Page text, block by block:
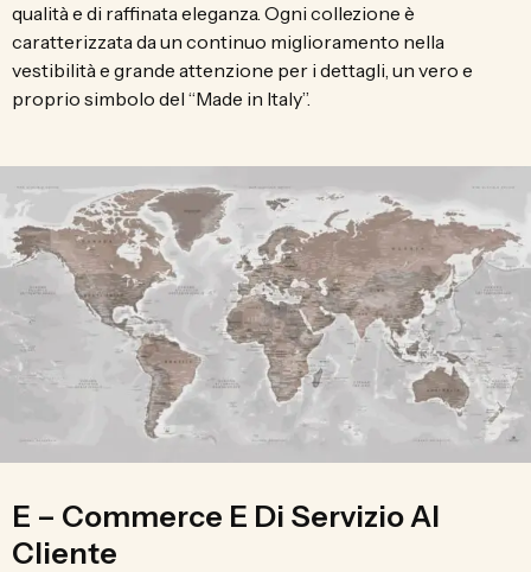
qualità e di raffinata eleganza. Ogni collezione è
caratterizzata da un continuo miglioramento nella
vestibilità e grande attenzione per i dettagli, un vero e
proprio simbolo del “Made in Italy”.
E – Commerce E Di Servizio Al
Cliente